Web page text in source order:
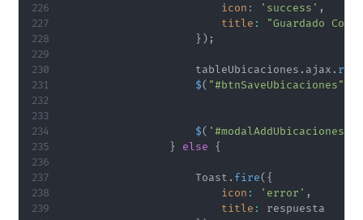
icon : 'success' ,
title :
"Guardado
} ) ;
                    tableUbicaciones
. ajax .
$( "#btnSaveUbicaciones"
$( '#modalAddUbicaciones'
}
else {
                    Toast
. fire( {
icon : 'error' ,
title :
respuesta